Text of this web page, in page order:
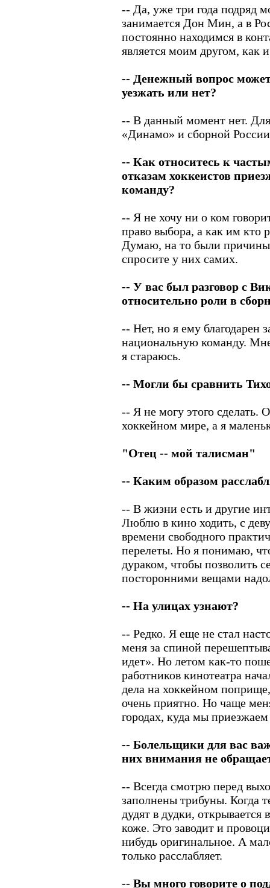
-- Да, уже три года подряд
занимается Дон Мин, а в
постоянно находимся в
является моим другом, как
-- Денежный вопрос
уезжать или нет?
-- В данный момент нет.
«Динамо» и сборной
-- Как относитесь к
отказам хоккеистов
команду?
-- Я не хочу ни о ком
право выбора, а как им кто
Думаю, на то были
спросите у них самих.
-- У вас был разговор с
относительно роли в
-- Нет, но я ему благодарен
национальную команду.
я стараюсь.
-- Могли бы сравнить
-- Я не могу этого сделать.
хоккейном мире, а я
"Отец -- мой талисман"
-- Каким образом
-- В жизни есть и другие
Люблю в кино ходить, с
времени свободного
перелеты. Но я понимаю,
дураком, чтобы позволить
посторонними вещами
-- На улицах узнают?
-- Редко. Я еще не стал
меня за спиной
идет». Но летом как-то
работников кинотеатра
дела на хоккейном
очень приятно. Но чаще
городах, куда мы
-- Болельщики для вас
них внимания не
-- Всегда смотрю перед
заполнены трибуны. Когда
дудят в дудки,
коже. Это заводит и
нибудь оригинальное. А
только расслабляет.
-- Вы много говорите о